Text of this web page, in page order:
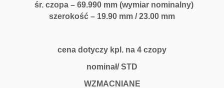
śr. czopa – 69.990 mm (wymiar nominalny)
szerokość – 19.90 mm / 23.00 mm
cena dotyczy kpl. na 4 czopy
nominał/ STD
WZMACNIANE